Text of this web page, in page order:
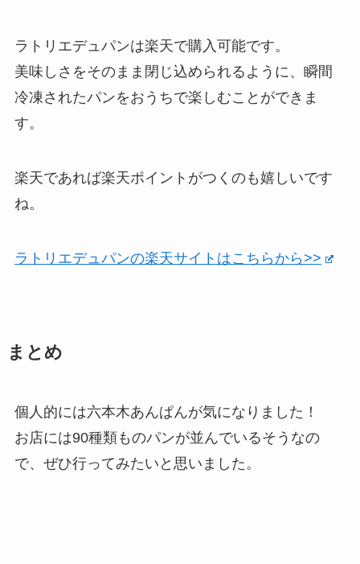
ラトリエデュパンは楽天で購入可能です。
美味しさをそのまま閉じ込められるように、瞬間
冷凍されたパンをおうちで楽しむことができま
す。
楽天であれば楽天ポイントがつくのも嬉しいです
ね。
ラトリエデュパンの楽天サイトはこちらから>>
まとめ
個人的には六本木あんぱんが気になりました！
お店には90種類ものパンが並んでいるそうなの
で、ぜひ行ってみたいと思いました。